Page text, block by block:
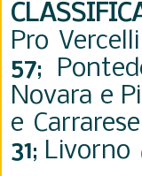
Pro Vercelli
57;
Novara e
e Carrarese
31; Livorno